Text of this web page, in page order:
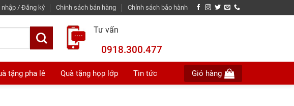
/ Đăng ký Chính sách bán hàng Chính sách bảo hành
Tư vấn
0918.300.477
tặng pha lê Quà tặng họp lớp Tin tức Giỏ hàng